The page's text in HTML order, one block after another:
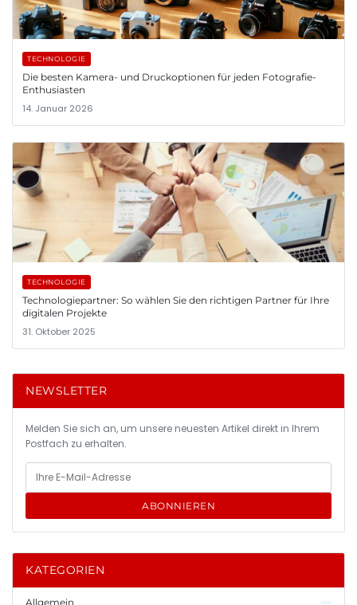
TECHNOLOGIE
Die besten Kamera- und Druckoptionen für jeden Fotografie-
Enthusiasten
14. Januar 2026
TECHNOLOGIE
Technologiepartner: So wählen Sie den richtigen Partner für Ihre
digitalen Projekte
31. Oktober 2025
NEWSLETTER
Melden Sie sich an, um unsere neuesten Artikel direkt in Ihrem
Postfach zu erhalten.
ABONNIEREN
KATEGORIEN
Allgemein